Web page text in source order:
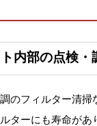
内部の点検・
のフィルター清
ターにも寿命が